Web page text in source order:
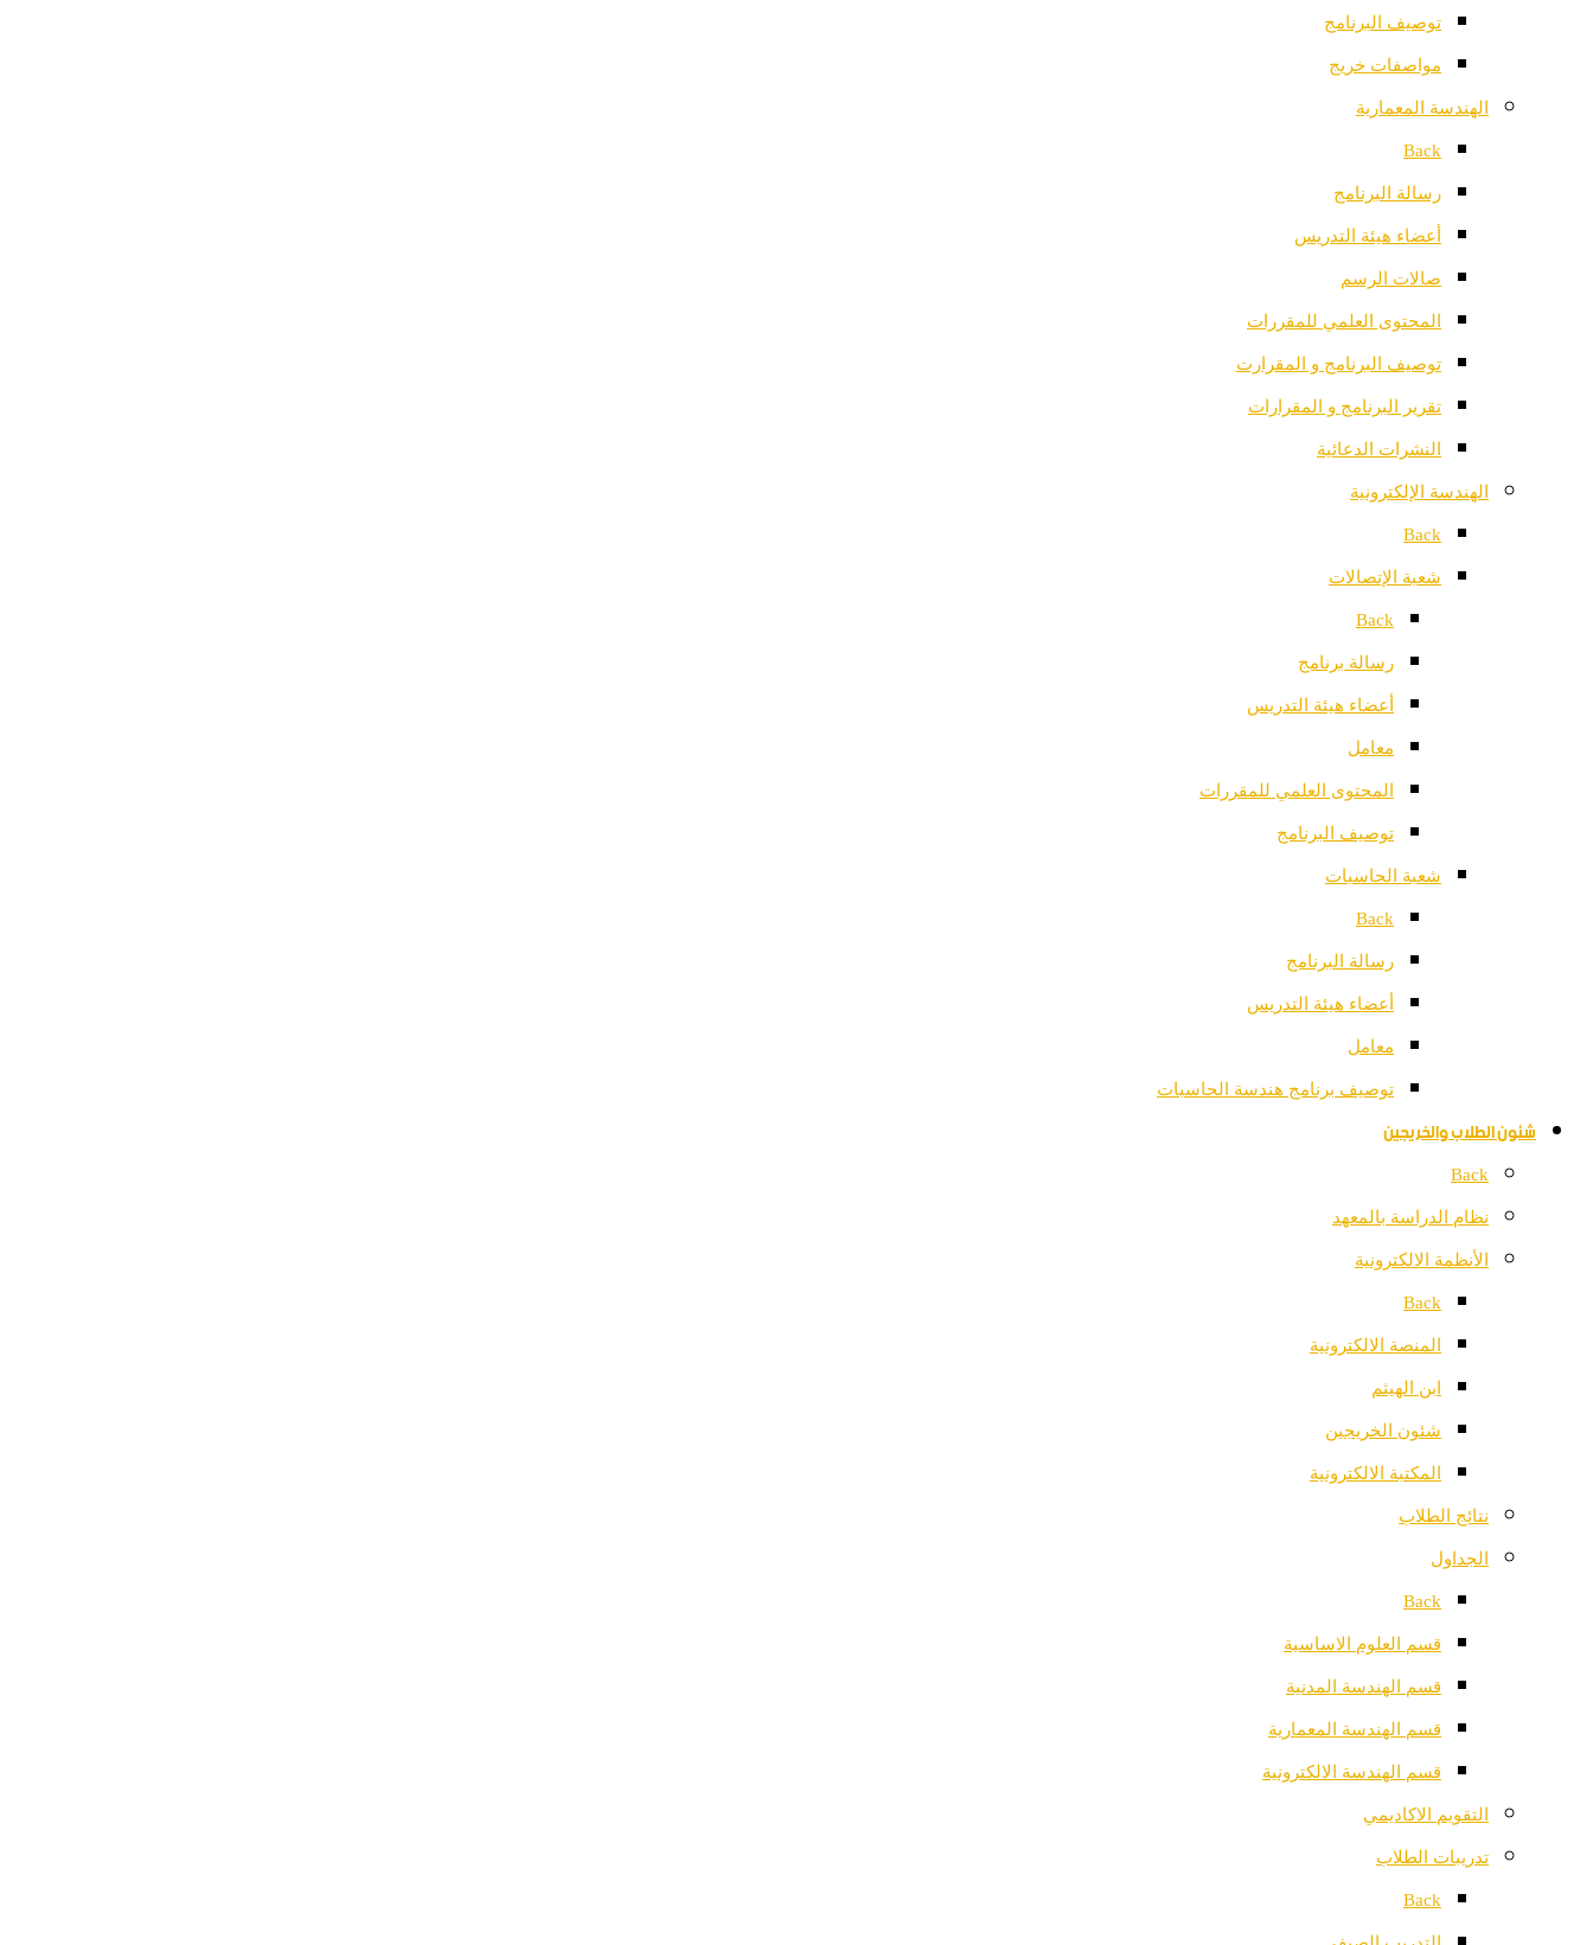
توصيف البرنامج
مواصفات خريج
الهندسة المعمارية
Back
رسالة البرنامج
أعضاء هيئة التدريس
صالات الرسم
المحتوى العلمي للمقررات
توصيف البرنامج و المقرارت
تقرير البرنامج و المقرارات
النشرات الدعائية
الهندسة الإلكترونية
Back
شعبة الإتصالات
Back
رسالة برنامج
أعضاء هيئة التدريس
معامل
المحتوى العلمي للمقررات
توصيف البرنامج
شعبة الحاسبات
Back
رسالة البرنامج
أعضاء هيئة التدريس
معامل
توصيف برنامج هندسة الحاسبات
شئون الطلاب والخريجين
Back
نظام الدراسة بالمعهد
الأنظمة الالكترونية
Back
المنصة الالكترونية
ابن الهيثم
شئون الخريجين
المكتبة الالكترونية
نتائج الطلاب
الجداول
Back
قسم العلوم الاساسية
قسم الهندسة المدنية
قسم الهندسة المعمارية
قسم الهندسة الالكترونية
التقويم الاكاديمي
تدريبات الطلاب
Back